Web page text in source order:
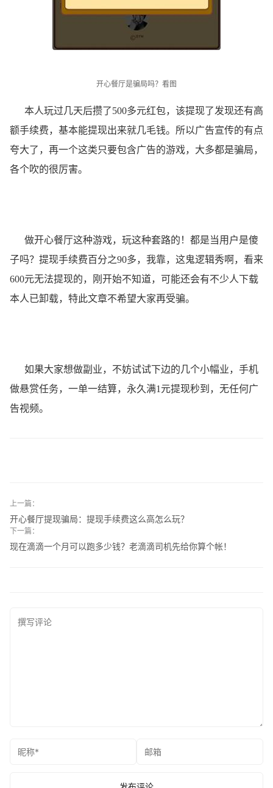
开心餐厅是骗局吗？ 看图
本人玩过几天后攒了500多元红包，该提现了发现还有高
额手续费，基本能提现出来就几毛钱。所以广告宣传的有点
夸大了，再一个这类只要包含广告的游戏，大多都是骗局，
各个吹的很厉害。
做开心餐厅这种游戏，玩这种套路的！都是当用户是傻
子吗？提现手续费百分之90多，我靠，这鬼逻辑秀啊，看来
600元无法提现的，刚开始不知道，可能还会有不少人下载
本人已卸载，特此文章不希望大家再受骗。
如果大家想做副业，不妨试试下边的几个小幅业，手机
做悬赏任务，一单一结算，永久满1元提现秒到，无任何广
告视频。
上一篇：
开心餐厅提现骗局：提现手续费这么高怎么玩？
下一篇：
现在滴滴一个月可以跑多少钱？老滴滴司机先给你算个帐！